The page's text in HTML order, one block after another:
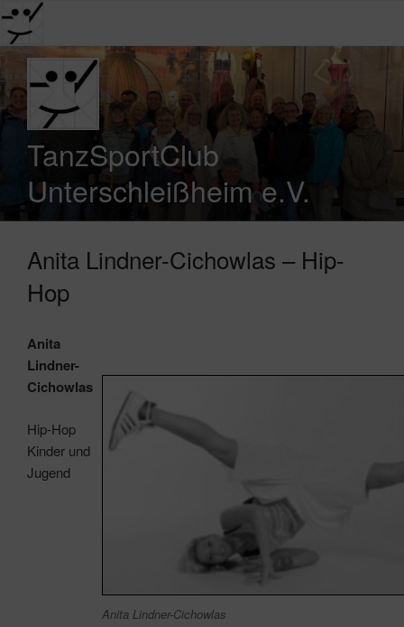
springen
TanzSportClub
Unterschleißheim e.V.
Anita Lindner-Cichowlas – Hip-
Hop
Anita
Lindner-
Cichowlas
Hip-Hop
Kinder und
Jugend
Anita Lindner-Cichowlas